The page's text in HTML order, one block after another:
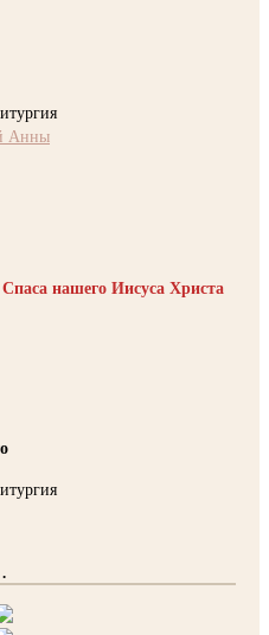
Анны
нашего Иисуса Христа
.